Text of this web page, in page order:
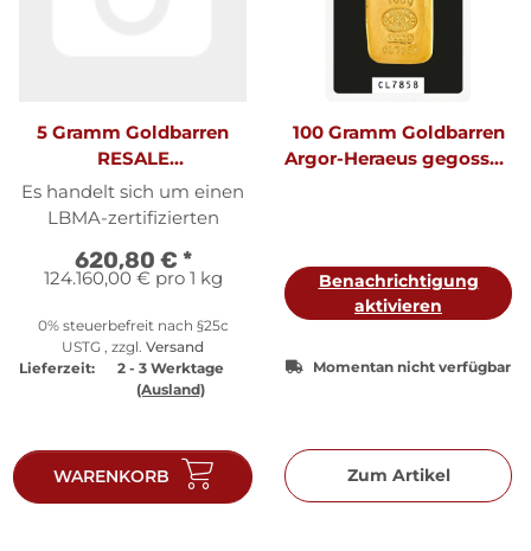
5 Gramm Goldbarren
RESALE
originalverpackt I. Wahl
| LBMA
Es handelt sich um einen
LBMA-zertifizierten
Meule, Heraeus, Argor-
Heraus, Umicore,
Valcambi, Degussa)
unserer Wahl. Die Barren
können gegossen oder
geprägt sein. Die Barren
einwandfreien Zustand -
die
Verpackung/Blisterkarte
620,80 € *
124.160,00 € pro 1 kg
0% steuerbefreit nach §25c
USTG , zzgl. Versand
Lieferzeit:
2 - 3 Werktage
(Ausland)
WARENKORB
100 Gramm Goldbarren
Argor-Heraeus gegossen
Benachrichtigung
aktivieren
Momentan nicht verfügbar
Zum Artikel